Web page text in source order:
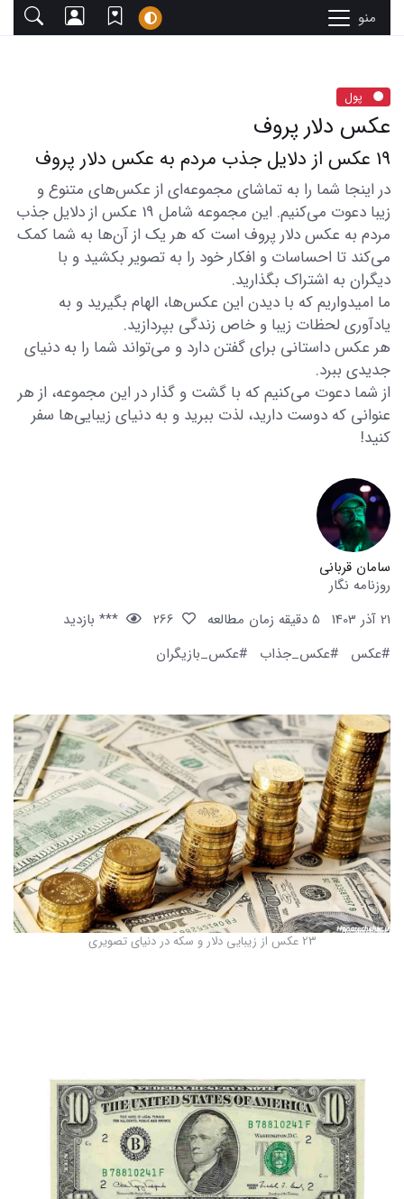
منو
پول
عکس دلار پروف
19 عکس از دلایل جذب مردم به عکس دلار پروف
در اینجا شما را به تماشای مجموعه‌ای از عکس‌های متنوع و
زیبا دعوت می‌کنیم. این مجموعه شامل 19 عکس از دلایل جذب
مردم به عکس دلار پروف است که هر یک از آن‌ها به شما کمک
می‌کند تا احساسات و افکار خود را به تصویر بکشید و با
دیگران به اشتراک بگذارید.
ما امیدواریم که با دیدن این عکس‌ها، الهام بگیرید و به
یادآوری لحظات زیبا و خاص زندگی بپردازید.
هر عکس داستانی برای گفتن دارد و می‌تواند شما را به دنیای
جدیدی ببرد.
از شما دعوت می‌کنیم که با گشت و گذار در این مجموعه، از هر
عنوانی که دوست دارید، لذت ببرید و به دنیای زیبایی‌ها سفر
کنید!
سامان قربانی
روزنامه نگار
21 آذر 1403
5 دقیقه زمان مطالعه
*** بازدید
#عکس
#عکس_جذاب #عکس_بازیگران
23 عکس از زیبایی دلار و سکه در دنیای تصویری